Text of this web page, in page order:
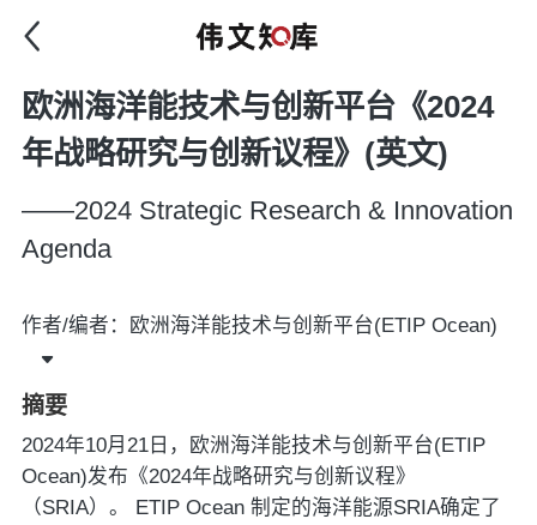
欧洲海洋能技术与创新平台《2024
年战略研究与创新议程》(英文)
——2024 Strategic Research & Innovation
Agenda
作者/编者：欧洲海洋能技术与创新平台(ETIP Ocean)
摘要
2024年10月21日，欧洲海洋能技术与创新平台(ETIP
Ocean)发布《2024年战略研究与创新议程》
（SRIA）。 ETIP Ocean 制定的海洋能源SRIA确定了